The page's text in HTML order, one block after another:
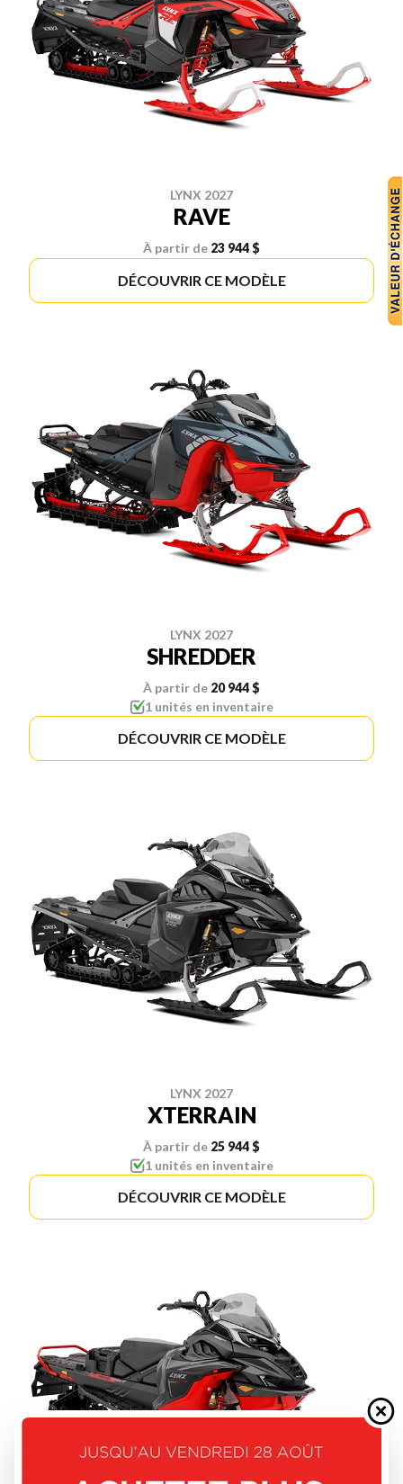
LYNX 2027
RAVE
À partir de 23 944 $
DÉCOUVRIR CE MODÈLE
LYNX 2027
SHREDDER
À partir de 20 944 $
1 unités en inventaire
DÉCOUVRIR CE MODÈLE
LYNX 2027
XTERRAIN
À partir de 25 944 $
1 unités en inventaire
DÉCOUVRIR CE MODÈLE